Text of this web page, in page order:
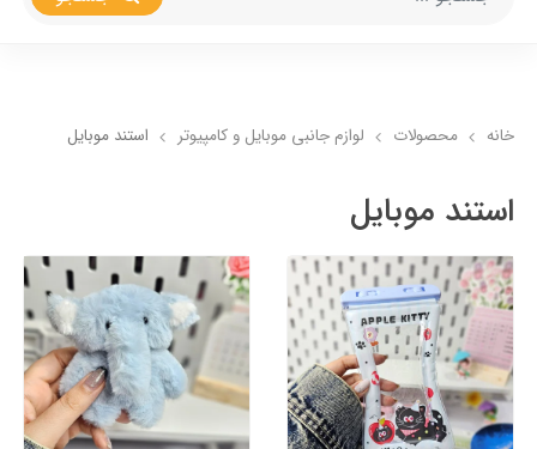
خانه محصولات لوازم جانبی موبایل و کامپیوتر استند موبایل
استند موبایل